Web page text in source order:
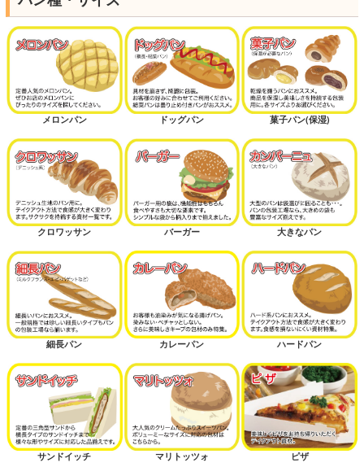
メロンパン ドッグパン 菓子パン(保湿)
クロワッサン バーガー 大きなパン
細長パン カレーパン ハードパン
サンドイッチ マリトッツォ ピザ